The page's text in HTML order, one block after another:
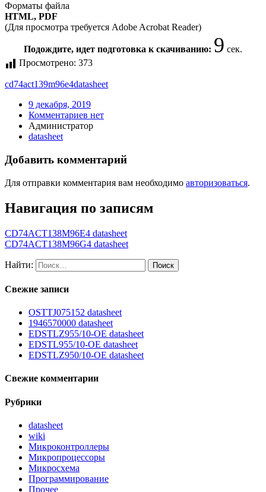
Форматы файла
HTML, PDF
(Для просмотра требуется Adobe Acrobat Reader)
Подождите, идет подготовка к скачиванию: 9 сек.
Просмотрено: 373
cd74act139m96e4datasheet
9 декабря, 2019
Комментариев нет
Администратор
datasheet
Добавить комментарий
Для отправки комментария вам необходимо авторизоваться.
Навигация по записям
CD74ACT138M96E4 datasheet
CD74ACT138M96G4 datasheet
Найти:
Свежие записи
OSTTJ075152 datasheet
1946570000 datasheet
EDSTLZ955/10-OE datasheet
EDSTL955/10-OE datasheet
EDSTLZ950/10-OE datasheet
Свежие комментарии
Рубрики
datasheet
wiki
Микроконтроллеры
Микропроцессоры
Микросхема
Программирование
Прочее